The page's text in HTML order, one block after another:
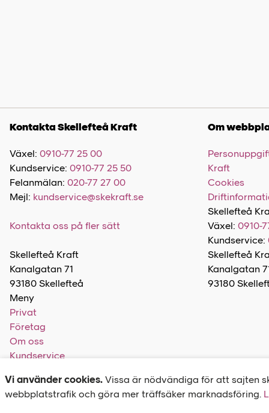
Vi använder cookies. Vissa är nödvändiga för att sajten
webbplatstrafik och göra mer träffsäker marknadsföring.
Kontakta Skellefteå Kraft
Växel: 0910-77 25 00
Kundservice: 0910-77 25 50
Felanmälan: 020-77 27 00
Mejl: kundservice@skekraft.se
Kontakta oss på fler sätt
Skellefteå Kraft
Kanalgatan 71
93180 Skellefteå
Meny
Privat
Företag
Om oss
Kundservice
Hantera cookies
In English
Om
Kraft
Cookies
Skellefteå
Växel: 0910-
Kundservice:
Skellefteå
Kanalgatan
93180